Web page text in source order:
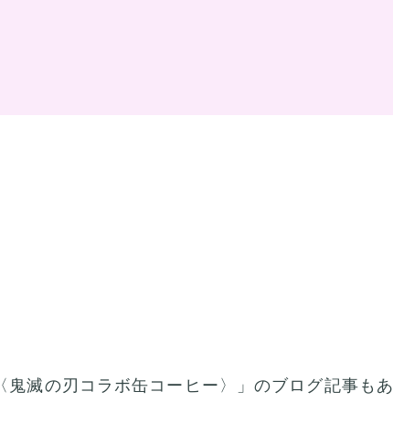
〈鬼滅の刃コラボ缶コーヒー〉」のブログ記事もあ